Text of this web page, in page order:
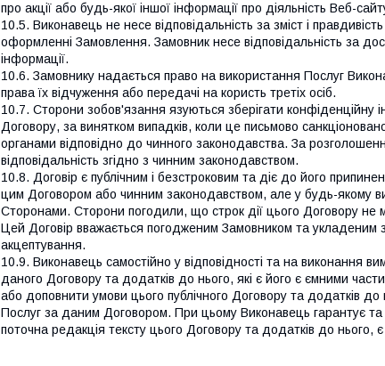
про акції або будь-якої іншої інформації про діяльність Веб-
10.5. Виконавець не несе відповідальність за зміст і
оформленні Замовлення. Замовник несе відповідальність за
інформації.
10.6. Замовнику надається право на використання Послуг
права їх відчуження або передачі на користь третіх осіб.
10.7. Сторони зобов'язання язуються зберігати конфіденційну
Договору, за винятком випадків, коли це письмово
органами відповідно до чинного законодавства. За
відповідальність згідно з чинним законодавством.
10.8. Договір є публічним і безстроковим та діє до його
цим Договором або чинним законодавством, але у будь-якому
Сторонами. Сторони погодили, що строк дії цього Договору не
Цей Договір вважається погодженим Замовником та
акцептування.
10.9. Виконавець самостійно у відповідності та на виконання
даного Договору та додатків до нього, які є його є ємними
або доповнити умови цього публічного Договору та додатків
Послуг за даним Договором. При цьому Виконавець гарантує
поточна редакція тексту цього Договору та додатків до нього,